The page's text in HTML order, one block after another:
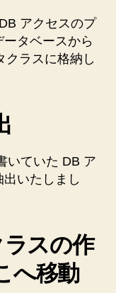
アクセスのプ
タベースから
クラスに格納し
いていた DB ア
いたしまし
ラスの作
へ移動